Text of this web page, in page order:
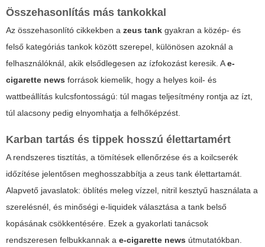
Összehasonlítás más tankokkal
Az összehasonlító cikkekben a zeus tank gyakran a közép- és
felső kategóriás tankok között szerepel, különösen azoknál a
felhasználóknál, akik elsődlegesen az ízfokozást keresik. Ae-
cigarette news források kiemelik, hogy a helyes koil- és
wattbeállítás kulcsfontosságú: túl magas teljesítmény rontja az ízt,
túl alacsony pedig elnyomhatja a felhőképzést.
Karban tartás és tippek hosszú élettartamért
A rendszeres tisztítás, a tömítések ellenőrzése és a koilcserék
időzítése jelentősen meghosszabbítja a zeus tank élettartamát.
Alapvető javaslatok: öblítés meleg vízzel, nitril kesztyű használata a
szerelésnél, és minőségi e-liquidek választása a tank belső
kopásának csökkentésére. Ezek a gyakorlati tanácsok
rendszeresen felbukkannak a e-cigarette news útmutatókban.